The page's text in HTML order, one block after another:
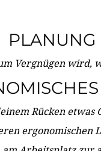
PLANUNG
Vergnügen wird,
Rücken etwas
ergonomischen